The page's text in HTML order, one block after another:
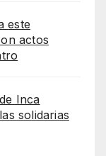
este
actos
Inca
solidarias